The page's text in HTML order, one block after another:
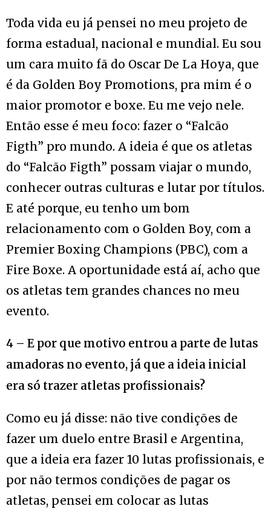
Toda vida eu já pensei no meu projeto de
forma estadual, nacional e mundial. Eu sou
um cara muito fã do Oscar De La Hoya, que
é da Golden Boy Promotions, pra mim é o
maior promotor e boxe. Eu me vejo nele.
Então esse é meu foco: fazer o “Falcão
Figth” pro mundo. A ideia é que os atletas
do “Falcão Figth” possam viajar o mundo,
conhecer outras culturas e lutar por títulos.
E até porque, eu tenho um bom
relacionamento com o Golden Boy, com a
Premier Boxing Champions (PBC), com a
Fire Boxe. A oportunidade está aí, acho que
os atletas tem grandes chances no meu
evento.
4 – E por que motivo entrou a parte de lutas
amadoras no evento, já que a ideia inicial
era só trazer atletas profissionais?
Como eu já disse: não tive condições de
fazer um duelo entre Brasil e Argentina,
que a ideia era fazer 10 lutas profissionais, e
por não termos condições de pagar os
atletas, pensei em colocar as lutas